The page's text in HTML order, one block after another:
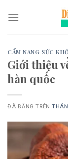
đến
CẨM NANG SỨC
Giới thiệu
hàn quốc
ĐÃ ĐĂNG TRÊN